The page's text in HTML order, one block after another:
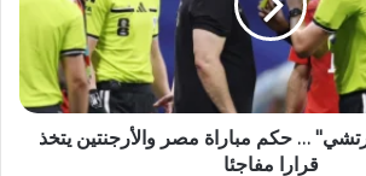
… حكم مباراة مصر والأرجنتين يتخذ
قرارا مفاجئا